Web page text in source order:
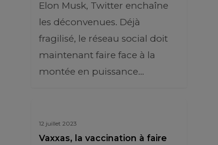
Elon Musk, Twitter enchaîne
les déconvenues. Déjà
fragilisé, le réseau social doit
maintenant faire face à la
montée en puissance…
12 juillet 2023
Vaxxas, la vaccination à faire